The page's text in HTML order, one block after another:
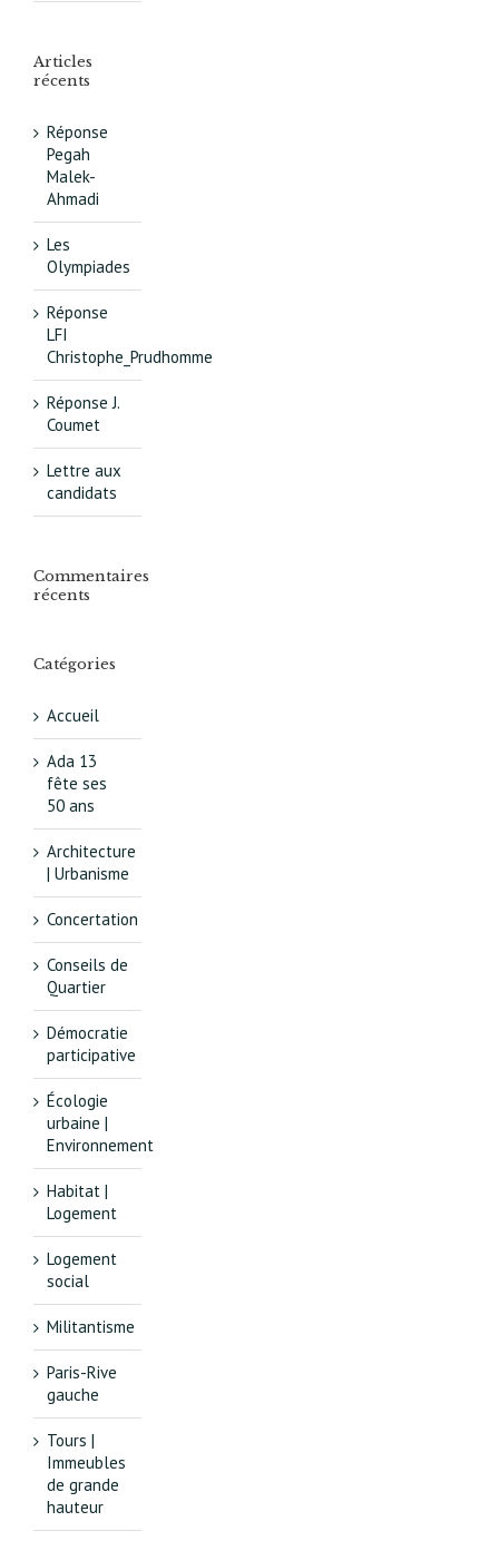
Articles
récents
Réponse
Pegah
Malek-
Ahmadi
Les
Olympiades
Réponse
LFI
Christophe_Prudhomme
Réponse J.
Coumet
Lettre aux
candidats
Commentaires
récents
Catégories
Accueil
Ada 13
fête ses
50 ans
Architecture
| Urbanisme
Concertation
Conseils de
Quartier
Démocratie
participative
Écologie
urbaine |
Environnement
Habitat |
Logement
Logement
social
Militantisme
Paris-Rive
gauche
Tours |
Immeubles
de grande
hauteur